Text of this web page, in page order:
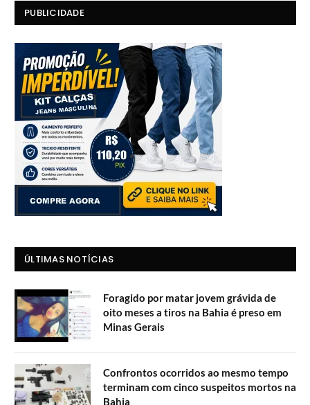
PUBLICIDADE
ÚLTIMAS NOTÍCIAS
Foragido por matar jovem grávida de
oito meses a tiros na Bahia é preso em
Minas Gerais
Confrontos ocorridos ao mesmo tempo
terminam com cinco suspeitos mortos na
Bahia